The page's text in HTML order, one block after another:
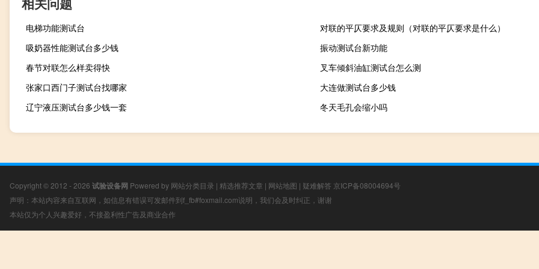
电梯功能测试台
对联的平仄要求及规则（对联的平仄要求是什么）
吸奶器性能测试台多少钱
振动测试台新功能
春节对联怎么样卖得快
叉车倾斜油缸测试台怎么测
张家口西门子测试台找哪家
大连做测试台多少钱
辽宁液压测试台多少钱一套
冬天毛孔会缩小吗
Copyright © 2012 - 2026 试验设备网 Powered by 网站分类目录 | 精选推荐文章 | 网站地图 | 疑难解答 京ICP备08004694号
声明：本站内容来自互联网，如信息有错误可发邮件到f_fb#foxmail.com说明，我们会及时纠正，谢谢
本站仅为个人兴趣爱好，不接盈利性广告及商业合作